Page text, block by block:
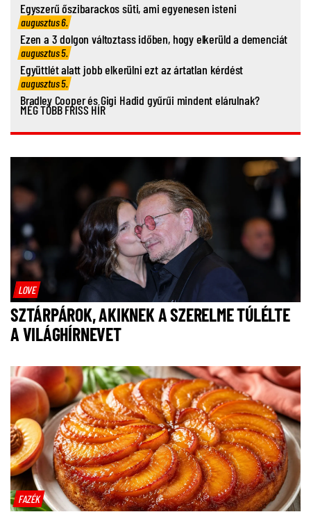
Egyszerű őszibarackos süti, ami egyenesen isteni
augusztus 6.
Ezen a 3 dolgon változtass időben, hogy elkerüld a demenciát
augusztus 5.
Együttlét alatt jobb elkerülni ezt az ártatlan kérdést
augusztus 5.
Bradley Cooper és Gigi Hadid gyűrűi mindent elárulnak?
MÉG TÖBB FRISS HÍR
LOVE
SZTÁRPÁROK, AKIKNEK A SZERELME TÚLÉLTE
A VILÁGHÍRNEVET
FAZÉK